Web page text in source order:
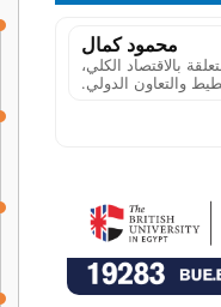
محمود كمال
بالاقتصاد الكلي،
والتعاون الدولي.